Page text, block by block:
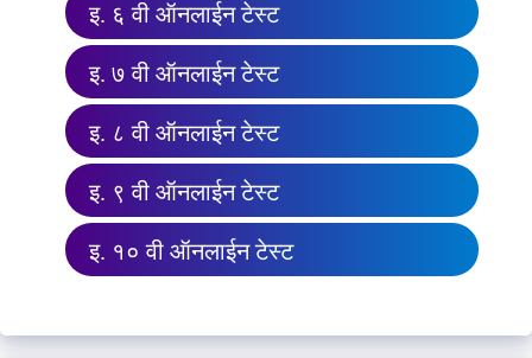
इ. ६ वी ऑनलाईन टेस्ट
इ. ७ वी ऑनलाईन टेस्ट
इ. ८ वी ऑनलाईन टेस्ट
इ. ९ वी ऑनलाईन टेस्ट
इ. १० वी ऑनलाईन टेस्ट